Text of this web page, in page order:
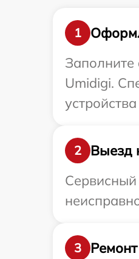
1
Заполните
Umidigi.
2
Выезд
Сервисный
3